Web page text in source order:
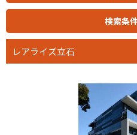
レアライズ立石